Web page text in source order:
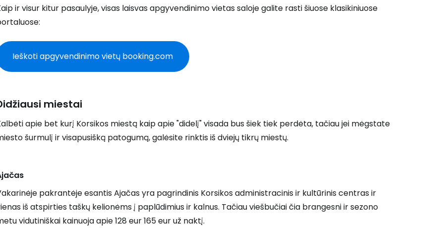
ir visur kitur pasaulyje, visas laisvas apgyvendinimo vietas saloje galite rasti šiuose klasikiniuose
Ieškoti apgyvendinimo vietų booking.com
miestai
apie bet kurį Korsikos miestą kaip apie "didelį" visada bus šiek tiek perdėta, tačiau jei mėgstate
šurmulį ir visapusišką patogumą, galėsite rinktis iš dviejų tikrų miestų.
pakrantėje esantis Ajačas yra pagrindinis Korsikos administracinis ir kultūrinis centras ir
iš atspirties taškų kelionėms į paplūdimius ir kalnus. Tačiau viešbučiai čia brangesni ir sezono
vidutiniškai kainuoja apie 128 eur 165 eur už naktį.